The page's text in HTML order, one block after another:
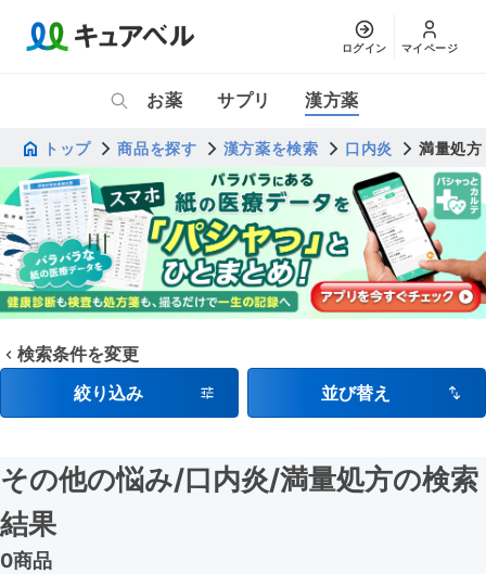
ログイン マイページ
お薬 サプリ 漢方薬
トップ 商品を探す 漢方薬を検索 口内炎 満量処方
検索条件を変更
絞り込み
並び替え
その他の悩み/口内炎/満量処方の検索
結果
0商品